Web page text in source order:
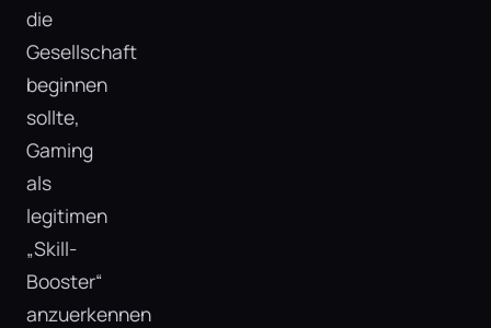
die
Gesellschaft
beginnen
sollte,
Gaming
als
legitimen
„Skill-
Booster“
anzuerkennen